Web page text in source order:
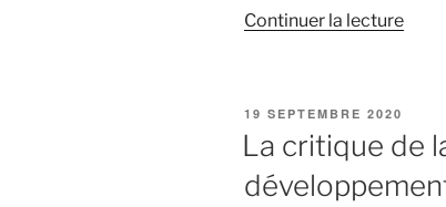
Continuer la lecturede
:
PUBLIÉ
LE
19 SEPTEMBRE 2020
La critique de